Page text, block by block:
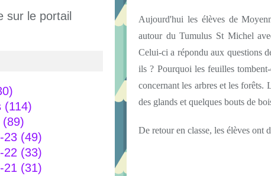
Aujourd'hui les élèves de
autour du Tumulus St Michel
Celui-ci a répondu aux questions
ils ? Pourquoi les feuilles
concernant les arbres et les forêts.
des glands et quelques bouts de
De retour en classe, les élèves ont
sur le portail
(114)
(89)
23 (49)
22 (33)
21 (31)